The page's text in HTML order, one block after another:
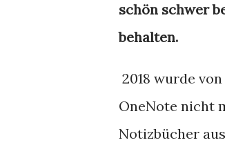
schön schwer
behalten.
2018 wurde
OneNote nicht
Notizbücher